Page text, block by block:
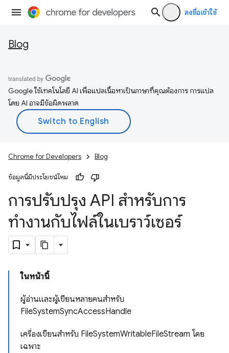
ลงชื่อเข้าใช้
Blog
Google ใช้เทคโนโลยี AI เพื่อแปลเนื้อหาเป็นภาษาที่คุณต้องการ การแปล
โดย AI อาจมีข้อผิดพลาด
Chrome for Developers Blog
ข้อมูลนี้มีประโยชน์ไหม
การปรับปรุง API สำหรับการ
ทำงานกับไฟล์ในเบราว์เซอร์
ในหน้านี้
ผู้อ่านและผู้เขียนหลายคนสําหรับ
FileSystemSyncAccessHandle
เครื่องเขียนสำหรับ FileSystemWritableFileStream โดย
เฉพาะ